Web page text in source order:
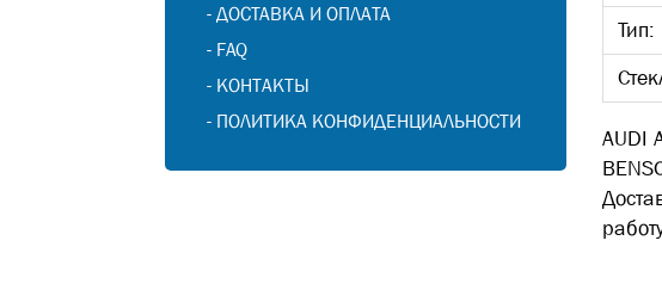
-ДОСТАВКА И ОПЛАТА
- FAQ
- КОНТАКТЫ
- ПОЛИТИКА КОНФИДЕНЦИАЛЬНОСТИ
Тип:
AUDI